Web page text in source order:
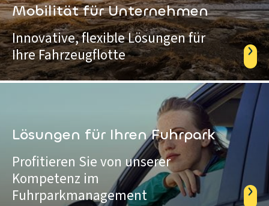
Mobilität für Unternehmen
Innovative, flexible Lösungen für
Ihre Fahrzeugflotte
Lösungen für Ihren Fuhrpark
Profitieren Sie von unserer
Kompetenz im
Fuhrparkmanagement